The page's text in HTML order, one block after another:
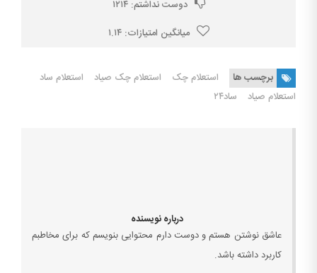
دوست نداشتم:۱۲۱۴
میانگین امتیازات:۱.۱۴
برچسب ها استعلام چک استعلام چک صیاد
استعلام ساد
استعلام صیاد
ساد۲۴
درباره نویسنده
عاشق نوشتن هستم و دوست دارم محتوایی بنویسم که برای مخاطبم
کاربرد داشته باشد.